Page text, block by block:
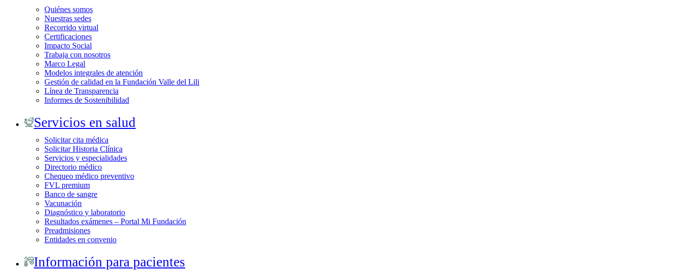
Quiénes somos
Nuestras sedes
Recorrido virtual
Certificaciones
Impacto Social
Trabaja con nosotros
Marco Legal
Modelos integrales de atención
Gestión de calidad en la Fundación Valle del Lili
Línea de Transparencia
Informes de Sostenibilidad
Servicios en salud
Solicitar cita médica
Solicitar Historia Clínica
Servicios y especialidades
Directorio médico
Chequeo médico preventivo
FVL premium
Banco de sangre
Vacunación
Diagnóstico y laboratorio
Resultados exámenes – Portal Mi Fundación
Preadmisiones
Entidades en convenio
Información para pacientes